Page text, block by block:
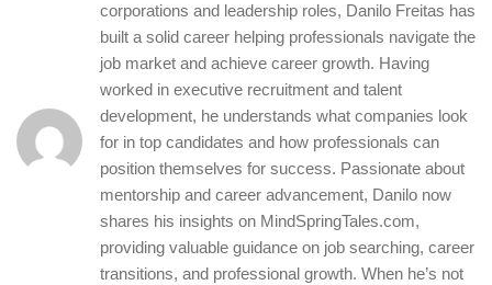
corporations and leadership roles, Danilo Freitas has
built a solid career helping professionals navigate the
job market and achieve career growth. Having
worked in executive recruitment and talent
development, he understands what companies look
for in top candidates and how professionals can
position themselves for success. Passionate about
mentorship and career advancement, Danilo now
shares his insights on MindSpringTales.com,
providing valuable guidance on job searching, career
transitions, and professional growth. When he’s not